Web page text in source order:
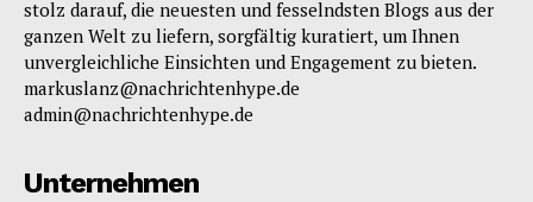
stolz darauf, die neuesten und fesselndsten Blogs aus der
ganzen Welt zu liefern, sorgfältig kuratiert, um Ihnen
unvergleichliche Einsichten und Engagement zu bieten.
markuslanz@nachrichtenhype.de
admin@nachrichtenhype.de
Unternehmen